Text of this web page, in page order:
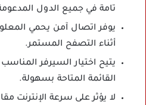
تامة في جميع الدول
يوفر اتصال آمن يحمي
أثناء التصفح المستمر.
يتيح اختيار السيرفر
القائمة المتاحة بسهولة.